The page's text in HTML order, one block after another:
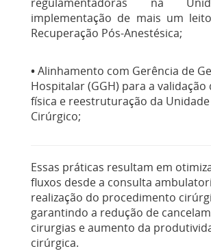
implementação de mais um
Recuperação Pós-Anestésica;
•Alinhamento com Gerência de
Hospitalar (GGH) para a validação
física e reestruturação da
Cirúrgico;
Essas práticas resultam em
fluxos desde a consulta
realização do procedimento
garantindo a redução de
cirurgias e aumento da
cirúrgica.